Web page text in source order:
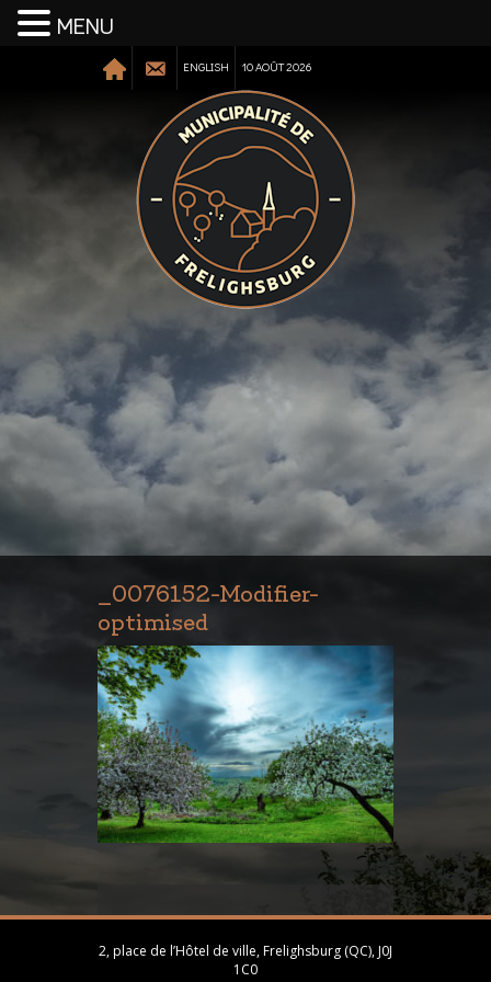
ENGLISH 10 AOÛT 2026
_0076152-Modifier-
optimised
2, place de l’Hôtel de ville, Frelighsburg (QC), J0J
1C0
MENU